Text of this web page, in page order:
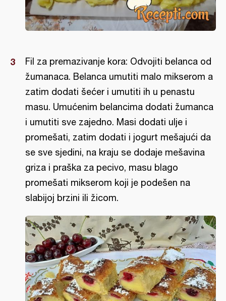
Fil za premazivanje kora: Odvojiti belanca od
žumanaca. Belanca umutiti malo mikserom a
zatim dodati šećer i umutiti ih u penastu
masu. Umućenim belancima dodati žumanca
i umutiti sve zajedno. Masi dodati ulje i
promešati, zatim dodati i jogurt mešajući da
se sve sjedini, na kraju se dodaje mešavina
griza i praška za pecivo, masu blago
promešati mikserom koji je podešen na
slabijoj brzini ili žicom.